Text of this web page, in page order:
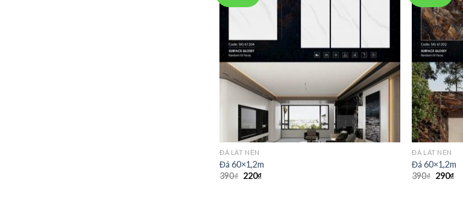
ĐÁ LÁT NỀN
Đá 60×1,2m
390₫ 220₫
ĐÁ LÁT NỀN
Đá 60×1,2m
390₫ 290₫